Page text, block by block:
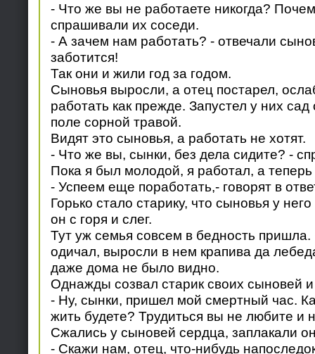
- Что же вы не работаете никогда?
спрашивали их соседи.
- А зачем нам работать? - отвечали
заботится!
Так они и жили год за годом.
Сыновья выросли, а отец постарел,
работать как прежде. Запустел у них
поле сорной травой.
Видят это сыновья, а работать не хотят.
- Что же вы, сынки, без дела сидите? -
Пока я был молодой, я работал, а
- Успеем еще поработать,- говорят в
Горько стало старику, что сыновья у
он с горя и слег.
Тут уж семья совсем в бедность пришла.
одичал, выросли в нем крапива да
даже дома не было видно.
Однажды созвал старик своих сыновей
- Ну, сынки, пришел мой смертный час.
жить будете? Трудиться вы не любите и
Сжались у сыновей сердца, заплакали
- Скажи нам, отец, что-нибудь